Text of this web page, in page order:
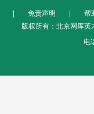
免责声明
帮
版权所有：北京网库
电